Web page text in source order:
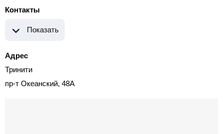
Контакты
Показать
Адрес
Тринити
пр-т Океанский, 48А